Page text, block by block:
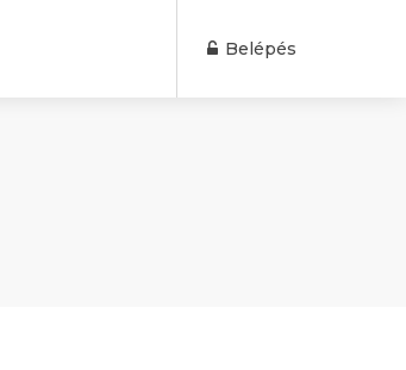
Belépés